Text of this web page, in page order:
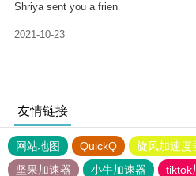
Shriya sent you a frien
2021-10-23
友情链接
网站地图 QuickQ 旋风加速度
坚果加速器
小牛加速器 tiktok